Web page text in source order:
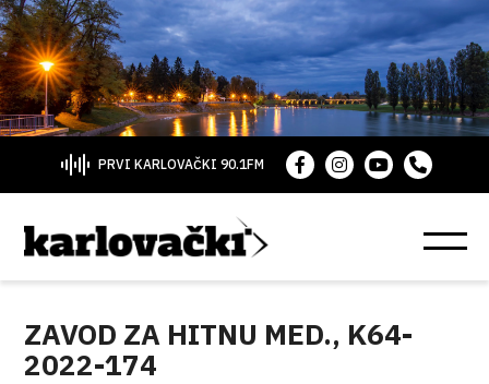
PRVI KARLOVAČKI 90.1FM
ZAVOD ZA HITNU MED., K64-
2022-174